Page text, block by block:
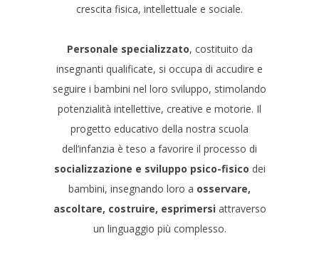
crescita fisica, intellettuale e sociale.
Personale specializzato, costituito da
insegnanti qualificate, si occupa di accudire e
seguire i bambini nel loro sviluppo, stimolando
potenzialità intellettive, creative e motorie. Il
progetto educativo della nostra scuola
dell’infanzia è teso a favorire il processo di
socializzazione e sviluppo psico-fisico dei
bambini, insegnando loro a osservare,
ascoltare, costruire, esprimersiattraverso
un linguaggio più complesso.